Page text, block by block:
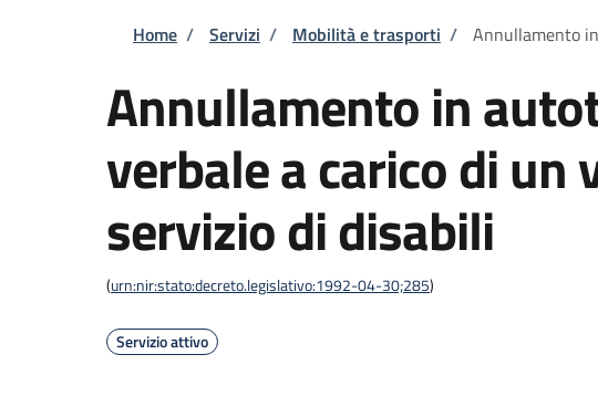
Briciole di pane
Home / Servizi / Mobilità e trasporti / Annullamento
Annullamento in
verbale a carico di un
servizio di disabili
(urn:nir:stato:decreto.legislativo:1992-04-30;285)
Servizio attivo